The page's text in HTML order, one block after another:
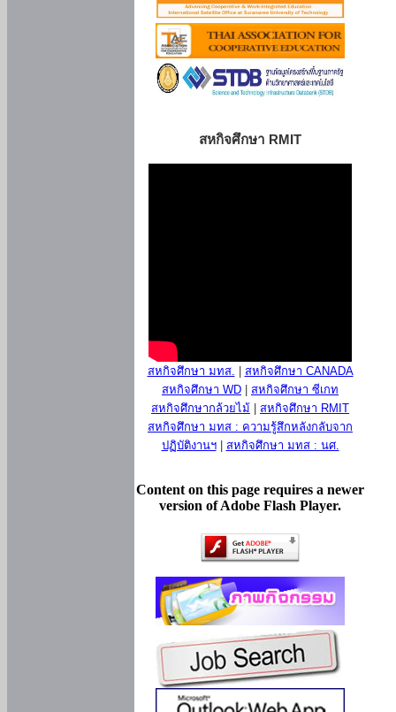
สหกิจศึกษา RMIT
สหกิจศึกษา มทส.
สหกิจศึกษา CANADA
สหกิจศึกษา WD
สหกิจศึกษา ซีเกท
สหกิจศึกษากล้วยไม้
สหกิจศึกษา RMIT
สหกิจศึกษา มทส : ความรู้สึกหลังกลับจาก
ปฏิบัติงานฯ| สหกิจศึกษา มทส : นศ.
Content on this page requires a newer
version of Adobe Flash Player.